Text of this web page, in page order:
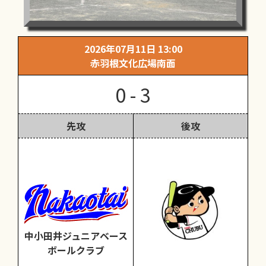
2026年07月11日 13:00
赤羽根文化広場南面
0 - 3
先攻 後攻
中小田井ジュニアベース
ボールクラブ